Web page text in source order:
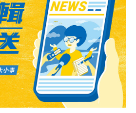
耘多年並有實績，為何選擇以台聯
對此，李卓翰笑說：「不如先談為